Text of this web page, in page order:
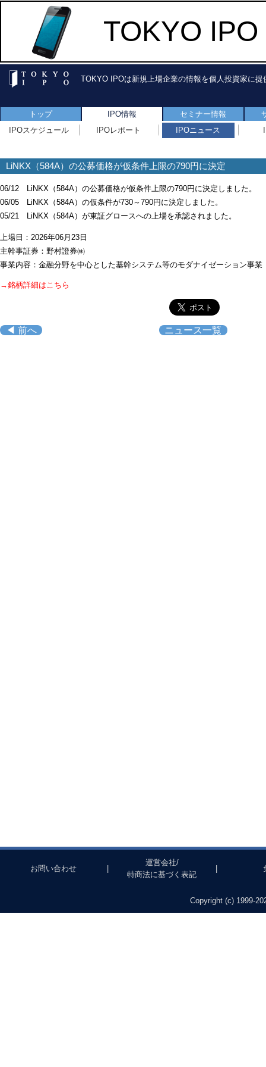
TOKYO
TOKYO IPOは新規上場企業の情報を個人投資家に提
トップ IPO情報 セミナー情報
IPOスケジュール
IPOレポート IPOニュース
LiNKX（584A）の公募価格が仮条件上限の790円に決定
06/12 LiNKX（584A）の公募価格が仮条件上限の790円に決定しました。
06/05 LiNKX（584A）の仮条件が730～790円に決定しました。
05/21 LiNKX（584A）が東証グロースへの上場を承認されました。
上場日：2026年06月23日
主幹事証券：野村證券㈱
事業内容：金融分野を中心とした基幹システム等のモダナイゼーション事業
→銘柄詳細はこちら
◀ 前へ ニュース一覧
お問い合わせ
運営会社/
特商法に基づく表記
Copyright (c) 1999-